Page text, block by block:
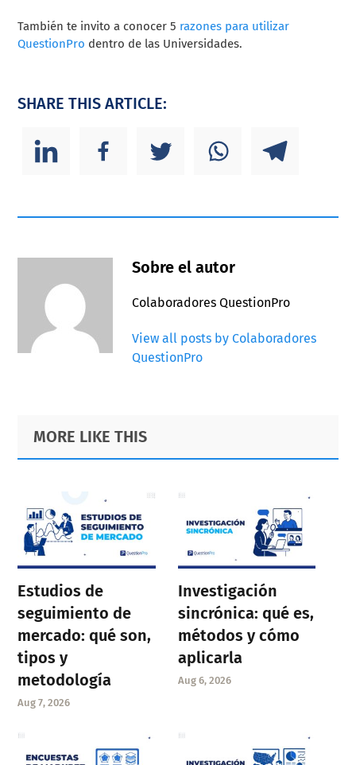
También te invito a conocer 5 razones para utilizar
QuestionPro dentro de las Universidades.
SHARE THIS ARTICLE:
Sobre el autor
Colaboradores QuestionPro
View all posts by Colaboradores
QuestionPro
Primary
Sidebar
Footer
MORE LIKE THIS
Estudios de
seguimiento de
mercado: qué son,
tipos y
metodología
Aug 7, 2026
Investigación
sincrónica: qué es,
métodos y cómo
aplicarla
Aug 6, 2026